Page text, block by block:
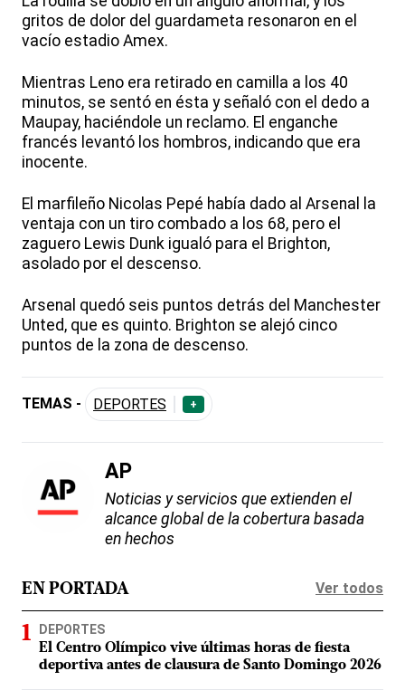
gritos de dolor del guardameta resonaron en el
vacío estadio Amex.
Mientras Leno era retirado en camilla a los 40
minutos, se sentó en ésta y señaló con el dedo a
Maupay, haciéndole un reclamo. El enganche
francés levantó los hombros, indicando que era
inocente.
El marfileño Nicolas Pepé había dado al Arsenal la
ventaja con un tiro combado a los 68, pero el
zaguero Lewis Dunk igualó para el Brighton,
asolado por el descenso.
Arsenal quedó seis puntos detrás del Manchester
Unted, que es quinto. Brighton se alejó cinco
puntos de la zona de descenso.
TEMAS - DEPORTES +
AP
Noticias y servicios que extienden el
alcance global de la cobertura basada
en hechos
EN PORTADA Ver todos
DEPORTES
El Centro Olímpico vive últimas horas de fiesta
deportiva antes de clausura de Santo Domingo 2026